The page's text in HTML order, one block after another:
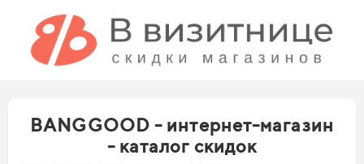
BANGGOOD - интернет-магазин
- каталог скидок